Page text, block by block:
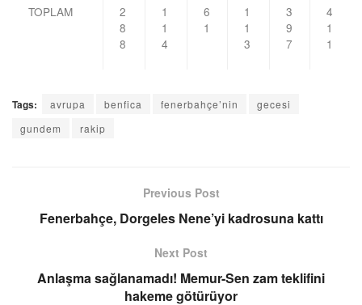
TOPLAM
2
8
8
1
1
4
6
1
1
1
3
3
9
7
4
1
1
Tags: avrupa benfica fenerbahçe’nin
gecesi
gundem
rakip
Previous Post
Fenerbahçe, Dorgeles Nene’yi kadrosuna kattı
Next Post
Anlaşma sağlanamadı! Memur-Sen zam teklifini
hakeme götürüyor